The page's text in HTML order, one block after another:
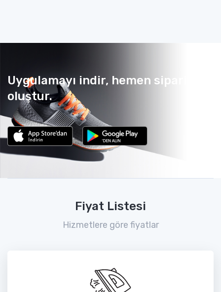
Uygulamayı indir, hemen sipariş
oluştur.
Fiyat Listesi
Hizmetlere göre fiyatlar